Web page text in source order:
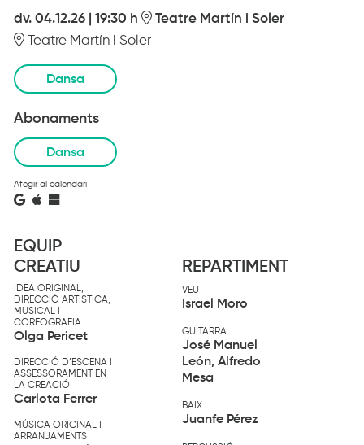
dv. 04.12.26| 19:30 h
Teatre Martín i Soler
Teatre Martín i Soler
Dansa
Abonaments
Dansa
Afegir al calendari
EQUIP
CREATIU
IDEA ORIGINAL,
DIRECCIÓ ARTÍSTICA,
MUSICAL I
COREOGRAFIA
Olga Pericet
DIRECCIÓ D’ESCENA I
ASSESSORAMENT EN
LA CREACIÓ
Carlota Ferrer
MÚSICA ORIGINAL I
ARRANJAMENTS
REPARTIMENT
VEU
Israel Moro
GUITARRA
José Manuel
León, Alfredo
Mesa
BAIX
Juanfe Pérez